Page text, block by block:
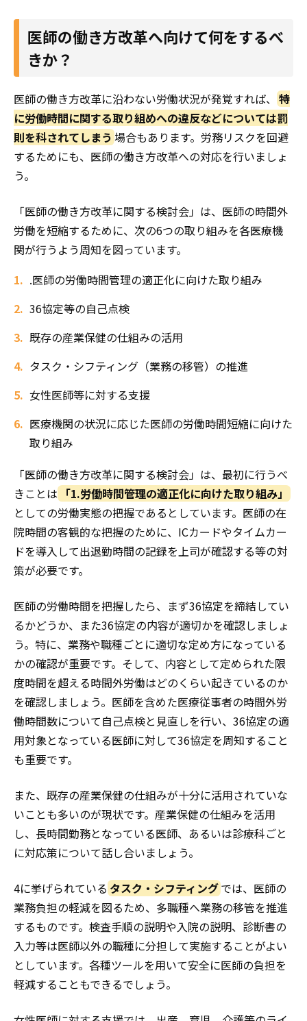
医師の働き方改革へ向けて何をするべ
きか？
医師の働き方改革に沿わない労働状況が発覚すれば、 特
に労働時間に関する取り組めへの違反などについては罰
則を科されてしまう 場合もあります。労務リスクを回避
するためにも、医師の働き方改革への対応を行いましょ
う。
「医師の働き方改革に関する検討会」は、医師の時間外
労働を短縮するために、次の6つの取り組みを各医療機
関が行うよう周知を図っています。
.医師の労働時間管理の適正化に向けた取り組み
36協定等の自己点検
既存の産業保健の仕組みの活用
タスク・シフティング（業務の移管）の推進
女性医師等に対する支援
医療機関の状況に応じた医師の労働時間短縮に向けた
取り組み
「医師の働き方改革に関する検討会」は、最初に行うべ
きことは 「1.労働時間管理の適正化に向けた取り組み」
としての労働実態の把握であるとしています。医師の在
院時間の客観的な把握のために、ICカードやタイムカー
ドを導入して出退勤時間の記録を上司が確認する等の対
策が必要です。
医師の労働時間を把握したら、まず36協定を締結してい
るかどうか、また36協定の内容が適切かを確認しましょ
う。特に、業務や職種ごとに適切な定め方になっている
かの確認が重要です。そして、内容として定められた限
度時間を超える時間外労働はどのくらい起きているのか
を確認しましょう。医師を含めた医療従事者の時間外労
働時間数について自己点検と見直しを行い、36協定の適
用対象となっている医師に対して36協定を周知すること
も重要です。
また、既存の産業保健の仕組みが十分に活用されていな
いことも多いのが現状です。産業保健の仕組みを活用
し、長時間勤務となっている医師、あるいは診療科ごと
に対応策について話し合いましょう。
4に挙げられている タスク・シフティングでは、医師の
業務負担の軽減を図るため、多職種へ業務の移管を推進
するものです。検査手順の説明や入院の説明、診断書の
入力等は医師以外の職種に分担して実施することがよい
としています。各種ツールを用いて安全に医師の負担を
軽減することもできるでしょう。